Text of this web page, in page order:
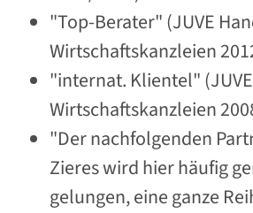
"Top-Berater" (JUVE
Wirtschaftskanzleien
"internat. Klientel"
Wirtschaftskanzleien
"Der nachfolgenden
Zieres wird hier häufig
gelungen, eine ganze